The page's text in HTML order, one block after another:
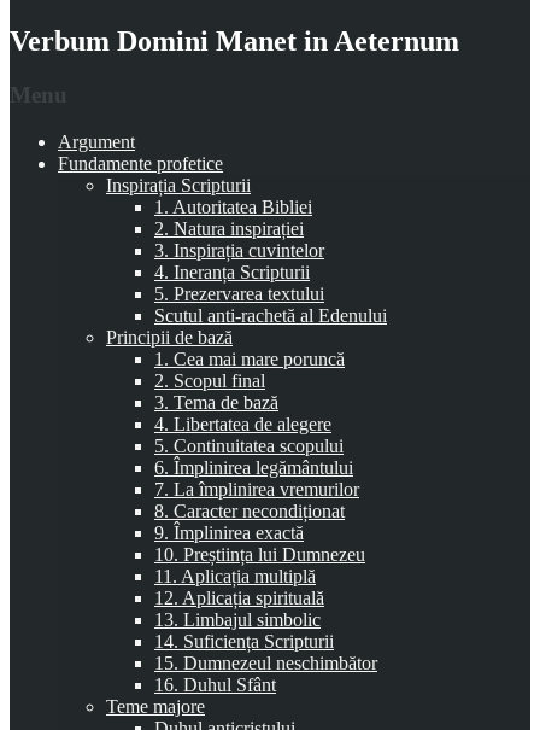
Verbum Domini Manet in Aeternum
Menu
Argument
Fundamente profetice
Inspirația Scripturii
1. Autoritatea Bibliei
2. Natura inspirației
3. Inspirația cuvintelor
4. Ineranța Scripturii
5. Prezervarea textului
Scutul anti-rachetă al Edenului
Principii de bază
1. Cea mai mare poruncă
2. Scopul final
3. Tema de bază
4. Libertatea de alegere
5. Continuitatea scopului
6. Împlinirea legământului
7. La împlinirea vremurilor
8. Caracter necondiționat
9. Împlinirea exactă
10. Preștiința lui Dumnezeu
11. Aplicația multiplă
12. Aplicația spirituală
13. Limbajul simbolic
14. Suficiența Scripturii
15. Dumnezeul neschimbător
16. Duhul Sfânt
Teme majore